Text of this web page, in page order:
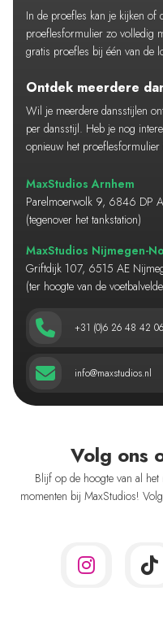
In de proefles kan je kijken of
proeflesformulier zo volledig
gratis proefles bij één van de
Ontdek meerdere
Wil je meerdere dansstijlen
per dansstijl. Heb je nog
opnieuw het
MaxStudios Arnhem
Parelmoerwolk 9, 6846 DP
(tegenover het tankstation)
MaxStudios Nijmegen-
Griftdijk 107, 6515 AE
(ter hoogte van de
+31 (0)6 26 48 42 06
info@maxstudios.nl
Volg ons
Blijf op de hoogte van al
momenten bij MaxStudios!